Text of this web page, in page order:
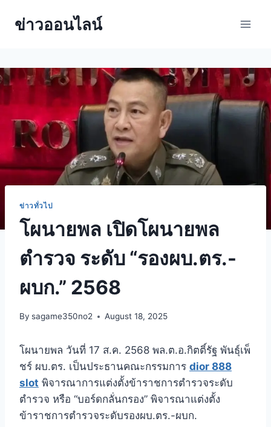
ข่าวออนไลน์
ข่าวทั่วไป
โผนายพล เปิดโผนายพล
ตำรวจ ระดับ “รองผบ.ตร.-
ผบก.” 2568
By sagame350no2 August 18, 2025
โผนายพล วันที่ 17 ส.ค. 2568 พล.ต.อ.กิตติ์รัฐ พันธุ์เพ็
ชร์ ผบ.ตร. เป็นประธานคณะกรรมการ dior 888
slot พิจารณาการแต่งตั้งข้าราชการตำรวจระดับ
ตำรวจ หรือ “บอร์ดกลั่นกรอง” พิจารณาแต่งตั้ง
ข้าราชการตำรวจระดับรองผบ.ตร.-ผบก.